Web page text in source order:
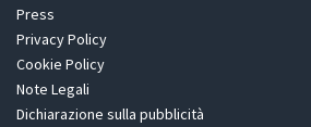
Press
Privacy Policy
Cookie Policy
Note Legali
Dichiarazione sulla pubblicità